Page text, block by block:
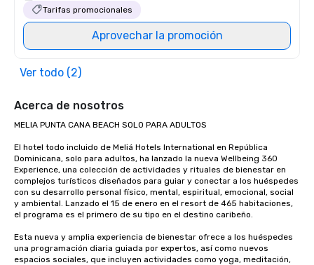
Tarifas promocionales
Aprovechar la promoción
Ver todo (2)
Acerca de nosotros
MELIA PUNTA CANA BEACH SOLO PARA ADULTOS
El hotel todo incluido de Meliá Hotels International en República
Dominicana, solo para adultos, ha lanzado la nueva Wellbeing 360
Experience, una colección de actividades y rituales de bienestar en
complejos turísticos diseñados para guiar y conectar a los huéspedes
con su desarrollo personal físico, mental, espiritual, emocional, social
y ambiental. Lanzado el 15 de enero en el resort de 465 habitaciones,
el programa es el primero de su tipo en el destino caribeño.
Esta nueva y amplia experiencia de bienestar ofrece a los huéspedes
una programación diaria guiada por expertos, así como nuevos
espacios sociales, que incluyen actividades como yoga, meditación,